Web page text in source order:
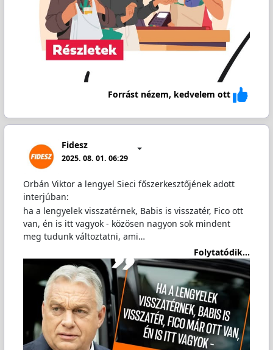
Forrást nézem, kedvelem ott
Fidesz
2025. 08. 01. 06:29
Orbán Viktor a lengyel Sieci főszerkesztőjének adott
interjúban:
ha a lengyelek visszatérnek, Babis is visszatér, Fico ott
van, én is itt vagyok - közösen nagyon sok mindent
meg tudunk változtatni, ami…
Folytatódik...